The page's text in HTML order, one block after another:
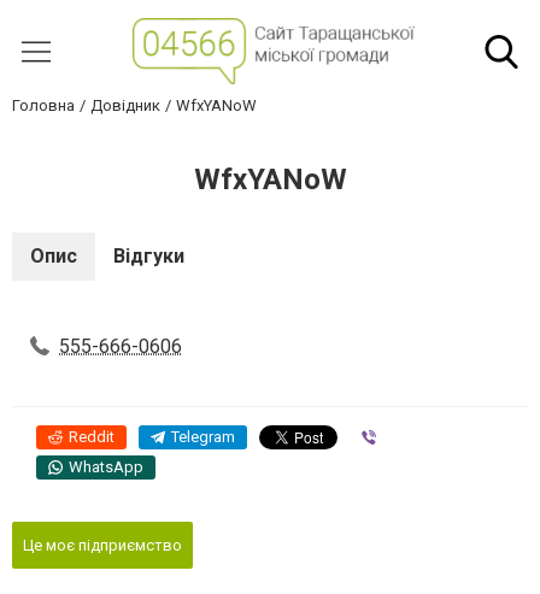
Головна Довідник WfxYANoW
WfxYANoW
Опис Відгуки
555-666-0606
Reddit Telegram
WhatsApp
Це моє підприємство